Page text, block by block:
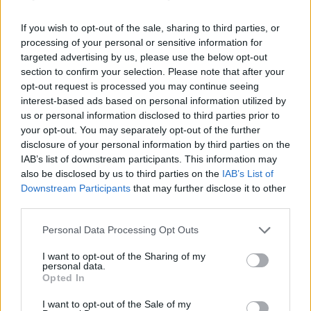
If you wish to opt-out of the sale, sharing to third parties, or
processing of your personal or sensitive information for
targeted advertising by us, please use the below opt-out
section to confirm your selection. Please note that after your
opt-out request is processed you may continue seeing
interest-based ads based on personal information utilized by
us or personal information disclosed to third parties prior to
your opt-out. You may separately opt-out of the further
disclosure of your personal information by third parties on the
IAB’s list of downstream participants. This information may
also be disclosed by us to third parties on the IAB’s List of
Downstream Participants that may further disclose it to other
Personal Data Processing Opt Outs
I want to opt-out of the Sharing of my
personal data.
Opted In
I want to opt-out of the Sale of my
Komentuoti gali tik Lrytas registruoti vartotojai.
Prisijunkite prie registruotų vartotojų
bendruomenės ir bendraukite komentaruose!
Rodyti komentarus
Prisijungti komentatoriams